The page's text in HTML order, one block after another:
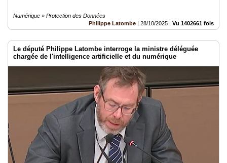
Numérique » Protection des Données
Philippe Latombe | 28/10/2025 | Vu 1402661 fois
Le député Philippe Latombe interroge la ministre déléguée
chargée de l'intelligence artificielle et du numérique